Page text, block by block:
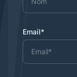
Email*